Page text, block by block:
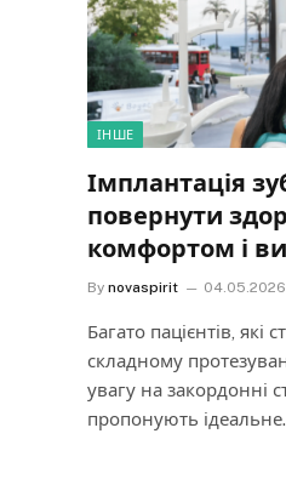
ІНШЕ
Імплантація
повернути
комфортом і
By novaspirit 04.05.2026
Багато пацієнтів, які
складному
увагу на закордонні
пропонують